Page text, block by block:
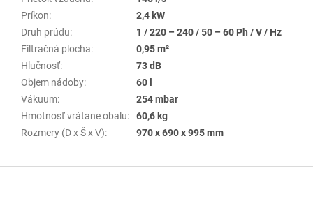
Príkon:
2,4 kW
Druh prúdu:
1 / 220 – 240 / 50 – 60 Ph / V / Hz
Filtračná plocha:
0,95 m²
Hlučnosť:
73 dB
Objem nádoby:
60 l
Vákuum:
254 mbar
Hmotnosť vrátane obalu:
60,6 kg
Rozmery (D x Š x V): 970 x 690 x 995 mm